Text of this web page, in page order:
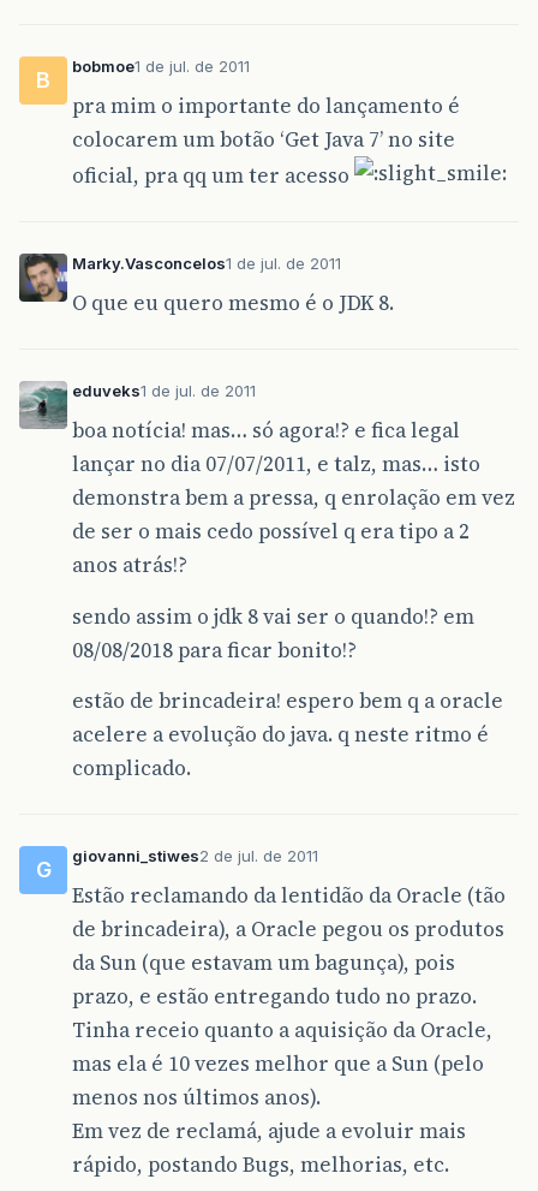
B
bobmoe1 de jul. de 2011
pra mim o importante do lançamento é
colocarem um botão ‘Get Java 7’ no site
oficial, pra qq um ter acesso
Marky.Vasconcelos1 de jul. de 2011
O que eu quero mesmo é o JDK 8.
eduveks1 de jul. de 2011
boa notícia! mas… só agora!? e fica legal
lançar no dia 07/07/2011, e talz, mas… isto
demonstra bem a pressa, q enrolação em vez
de ser o mais cedo possível q era tipo a 2
anos atrás!?
sendo assim o jdk 8 vai ser o quando!? em
08/08/2018 para ficar bonito!?
estão de brincadeira! espero bem q a oracle
acelere a evolução do java. q neste ritmo é
complicado.
G
giovanni_stiwes2 de jul. de 2011
Estão reclamando da lentidão da Oracle (tão
de brincadeira), a Oracle pegou os produtos
da Sun (que estavam um bagunça), pois
prazo, e estão entregando tudo no prazo.
Tinha receio quanto a aquisição da Oracle,
mas ela é 10 vezes melhor que a Sun (pelo
menos nos últimos anos).
Em vez de reclamá, ajude a evoluir mais
rápido, postando Bugs, melhorias, etc.